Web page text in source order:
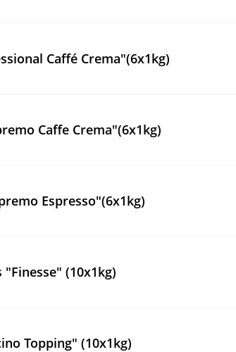
Caffé Crema"(6x1kg)
Caffe Crema"(6x1kg)
Espresso"(6x1kg)
(10x1kg)
Topping" (10x1kg)